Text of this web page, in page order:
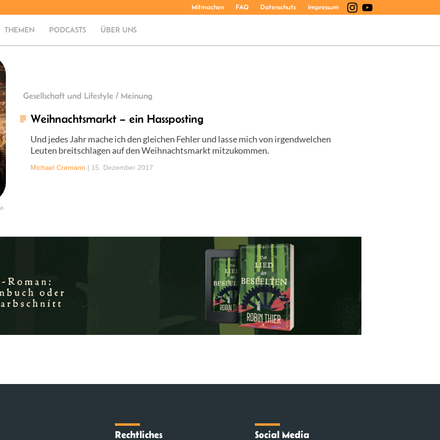
Mitmachen FAQ Datenschutz Impressum
THEMEN PODCASTS ÜBER UNS
Gesellschaft und Lifestyle / Meinung
Weihnachtsmarkt – ein Hassposting
Und jedes Jahr mache ich den gleichen Fehler und lasse mich von irgendwelchen
Leuten breitschlagen auf den Weihnachtsmarkt mitzukommen.
Michael Cremann | 15. Dezember 2017
Rechtliches Social Media